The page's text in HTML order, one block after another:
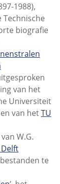
1988),
Technische
biografie
van het
Universiteit
van hetTU
W.G.
te